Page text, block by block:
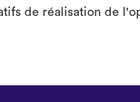
de réalisation de